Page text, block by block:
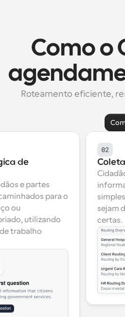
Como o
Roteamento eficiente,
de
e partes
para o
ou
utilizando
trabalho
02
sejam
certas.